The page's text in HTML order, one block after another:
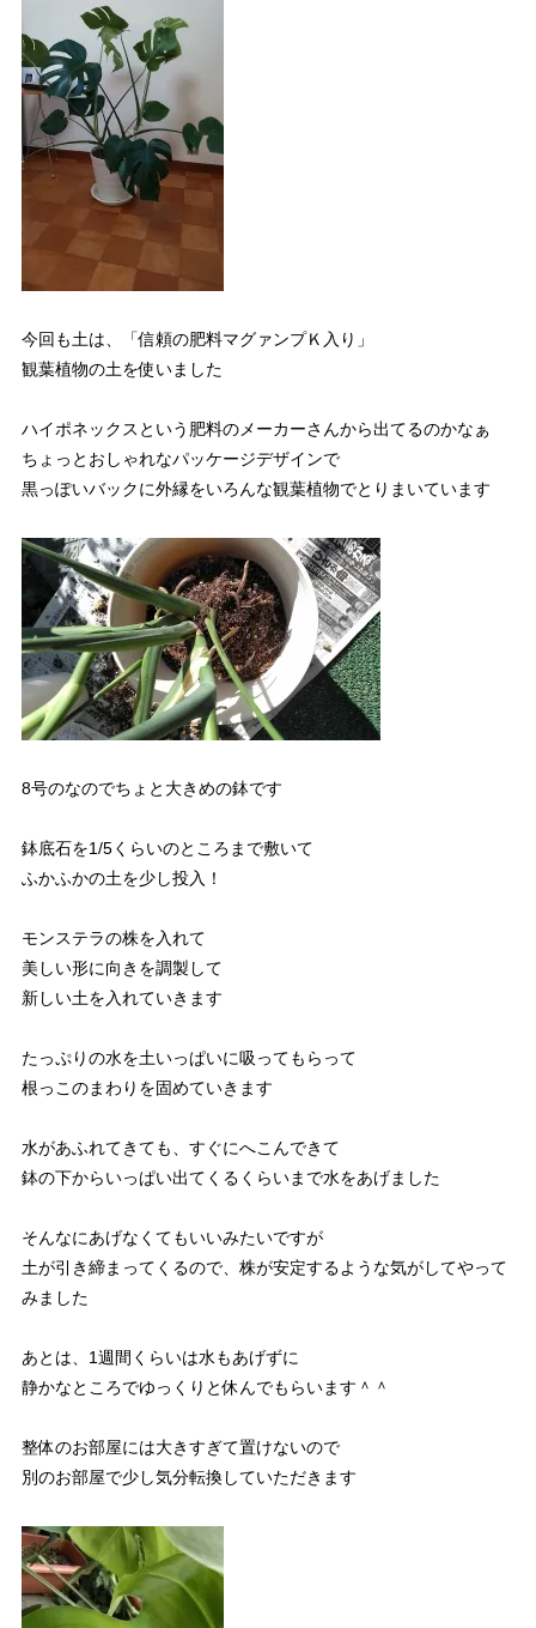
今回も土は、「信頼の肥料マグァンプＫ入り」
観葉植物の土を使いました
ハイポネックスという肥料のメーカーさんから出てるのかなぁ
ちょっとおしゃれなパッケージデザインで
黒っぽいバックに外縁をいろんな観葉植物でとりまいています
8号のなのでちょと大きめの鉢です
鉢底石を1/5くらいのところまで敷いて
ふかふかの土を少し投入！
モンステラの株を入れて
美しい形に向きを調製して
新しい土を入れていきます
たっぷりの水を土いっぱいに吸ってもらって
根っこのまわりを固めていきます
水があふれてきても、すぐにへこんできて
鉢の下からいっぱい出てくるくらいまで水をあげました
そんなにあげなくてもいいみたいですが
土が引き締まってくるので、株が安定するような気がしてやって
みました
あとは、1週間くらいは水もあげずに
静かなところでゆっくりと休んでもらいます＾＾
整体のお部屋には大きすぎて置けないので
別のお部屋で少し気分転換していただきます